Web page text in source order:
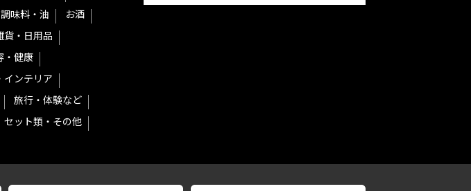
調味料・油
お酒
貨・日用品
・健康
インテリア
旅行・体験など
セット類・その他